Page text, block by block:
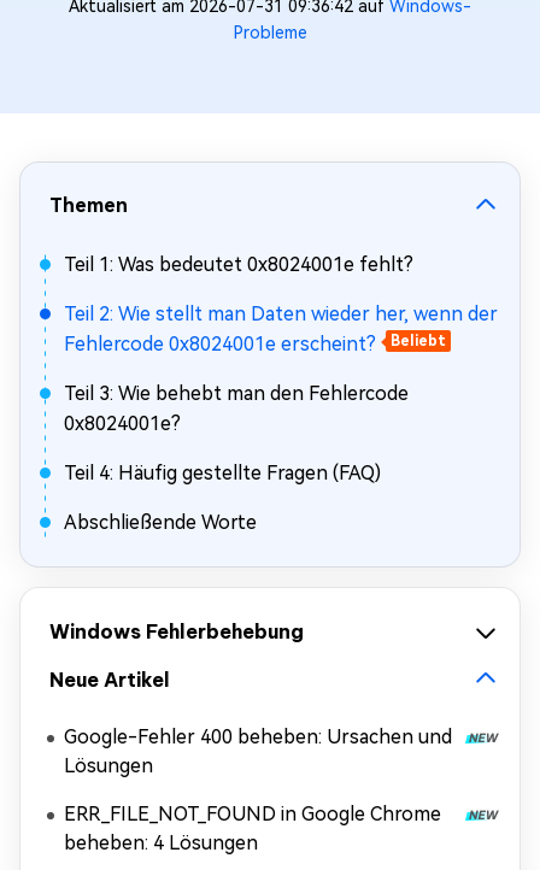
Aktualisiert am 2026-07-31 09:36:42 auf Windows-
Probleme
Themen
Teil 1: Was bedeutet 0x8024001e fehlt?
Teil 2: Wie stellt man Daten wieder her, wenn der
Fehlercode 0x8024001e erscheint?
Beliebt
Teil 3: Wie behebt man den Fehlercode
0x8024001e?
Teil 4: Häufig gestellte Fragen (FAQ)
Abschließende Worte
Windows Fehlerbehebung
Neue Artikel
Google-Fehler 400 beheben: Ursachen und
Lösungen
ERR_FILE_NOT_FOUND in Google Chrome
beheben: 4 Lösungen